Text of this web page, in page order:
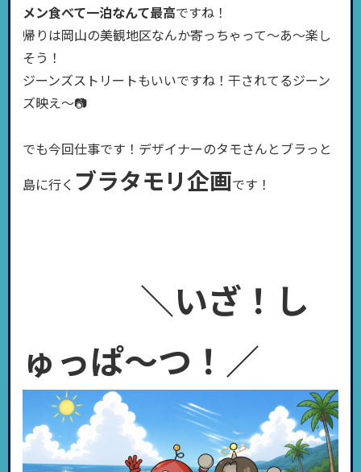
メン食べて一泊なんて最高ですね！
帰りは岡山の美観地区なんか寄っちゃって〜あ〜楽し
そう！
ジーンズストリートもいいですね！干されてるジーン
ズ映え〜📷️
でも今回仕事です！デザイナーのタモさんとブラっと
島に行く ブラタモリ企画です！
＼いざ！し
ゅっぱ～つ！／